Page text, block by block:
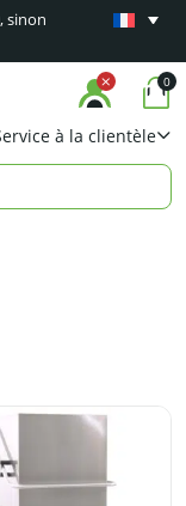
sinon
Garantie
à la clientèle
0